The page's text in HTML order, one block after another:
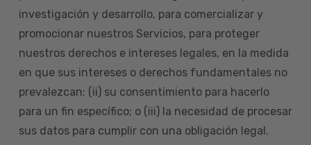
investigación y desarrollo, para comercializar y
promocionar nuestros Servicios, para proteger
nuestros derechos e intereses legales, en la medida
en que sus intereses o derechos fundamentales no
prevalezcan; (ii) su consentimiento para hacerlo
para un fin específico; o (iii) la necesidad de procesar
sus datos para cumplir con una obligación legal.